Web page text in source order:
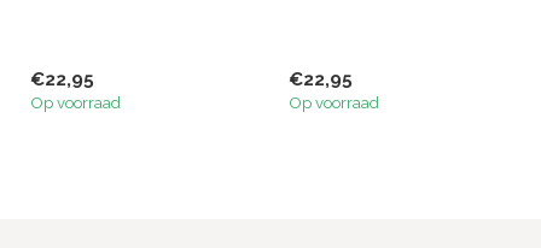
€22,95
Op voorraad
€22,95
Op voorraad